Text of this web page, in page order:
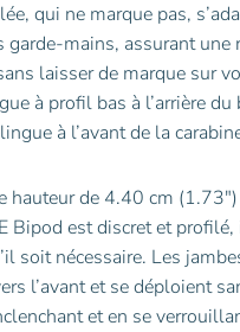
qui ne marque pas,
garde-mains, assurant une
laisser de marque sur
à profil bas à l’arrière
à l’avant de la
hauteur de 4.40 cm
Bipod est discret et profilé,
soit nécessaire. Les
l’avant et se déploient
et en se